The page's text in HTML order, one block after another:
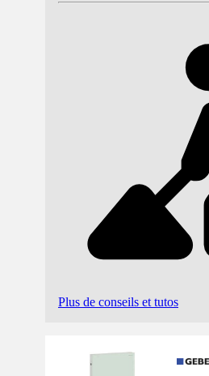
Plus de conseils et tutos